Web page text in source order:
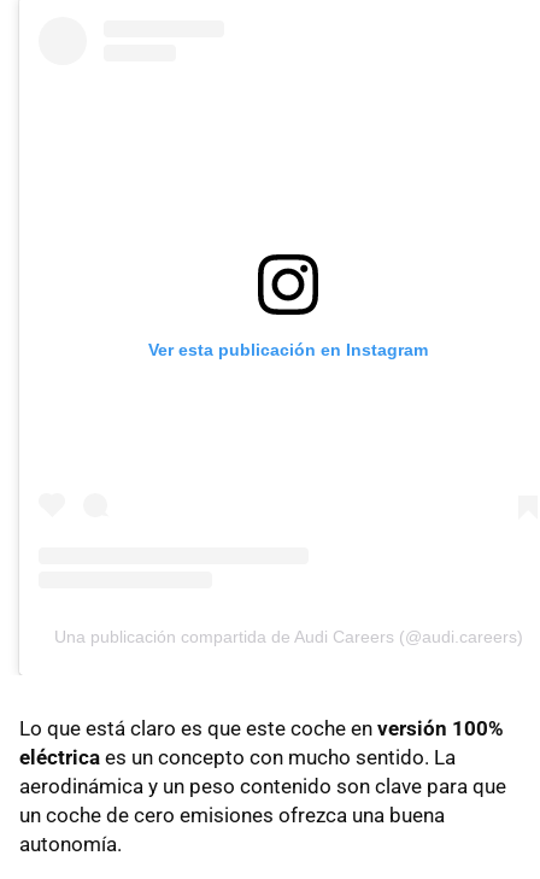
Ver esta publicación en Instagram
Una publicación compartida de Audi Careers (@audi.careers)
Lo que está claro es que este coche en versión 100%
eléctrica es un concepto con mucho sentido. La
aerodinámica y un peso contenido son clave para que
un coche de cero emisiones ofrezca una buena
autonomía.